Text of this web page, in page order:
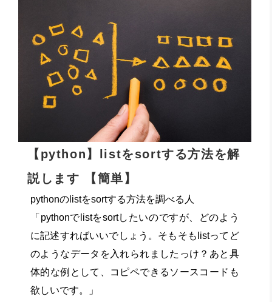
【python】listをsortする方法を解
説します 【簡単】
pythonのlistをsortする方法を調べる人
「pythonでlistをsortしたいのですが、どのよう
に記述すればいいでしょう。そもそもlistってど
のようなデータを入れられましたっけ？あと具
体的な例として、コピペできるソースコードも
欲しいです。」